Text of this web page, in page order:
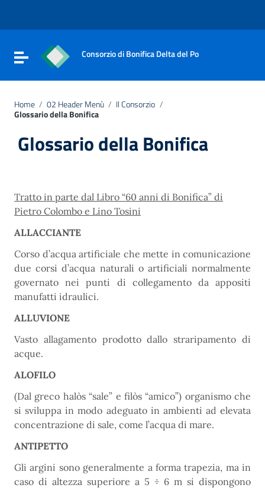
Vai al footer
Attiva / disattiva la navigazione
Consorzio di Bonifica Delta del Po
Home / 02 Header Menù / Il Consorzio /
Glossario della Bonifica
Glossario della Bonifica
Tratto in parte dal Libro “60 anni di Bonifica” di
Pietro Colombo e Lino Tosini
ALLACCIANTE
Corso d’acqua artificiale che mette in comunicazione
due corsi d’acqua naturali o artificiali normalmente
governato nei punti di collegamento da appositi
manufatti idraulici.
ALLUVIONE
Vasto allagamento prodotto dallo straripamento di
acque.
ALOFILO
(Dal greco halòs “sale” e filòs “amico”) organismo che
si sviluppa in modo adeguato in ambienti ad elevata
concentrazione di sale, come l’acqua di mare.
ANTIPETTO
Gli argini sono generalmente a forma trapezia, ma in
caso di altezza superiore a 5 ÷ 6 m si dispongono